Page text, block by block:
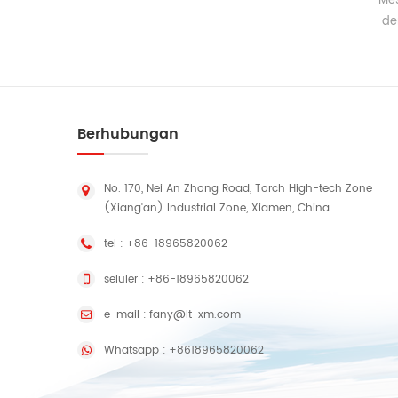
Berhubungan
No. 170, Nei An Zhong Road, Torch High-tech Zone
(Xiang'an) Industrial Zone, Xiamen, China
tel : +86-18965820062
seluler : +86-18965820062
e-mail : fany@lt-xm.com
Whatsapp : +8618965820062